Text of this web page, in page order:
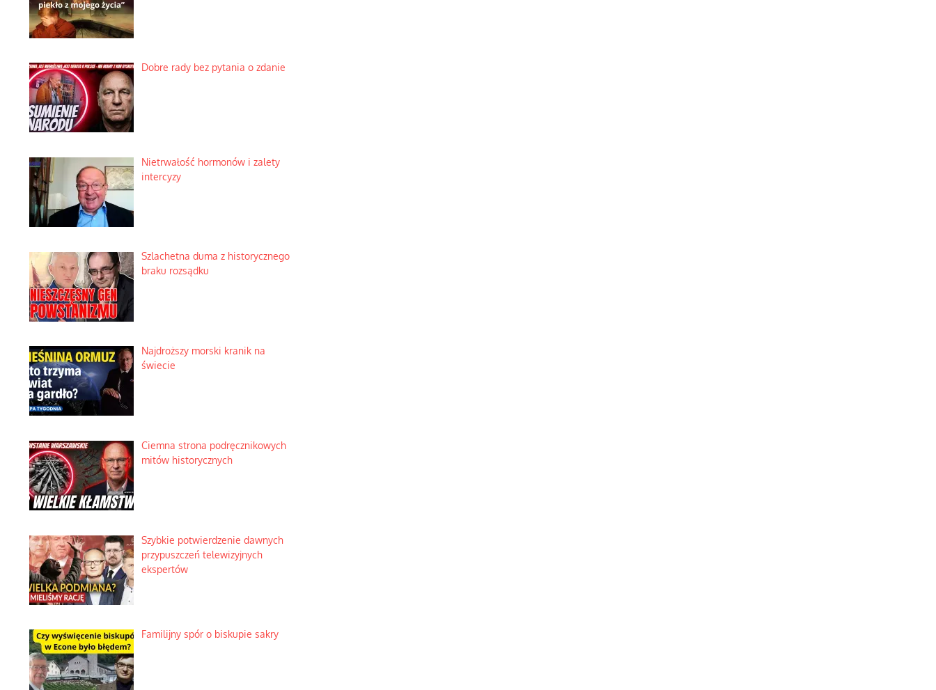
Dobre rady bez pytania o zdanie
Nietrwałość hormonów i zalety
intercyzy
Szlachetna duma z historycznego
braku rozsądku
Najdroższy morski kranik na
świecie
Ciemna strona podręcznikowych
mitów historycznych
Szybkie potwierdzenie dawnych
przypuszczeń telewizyjnych
ekspertów
Familijny spór o biskupie sakry